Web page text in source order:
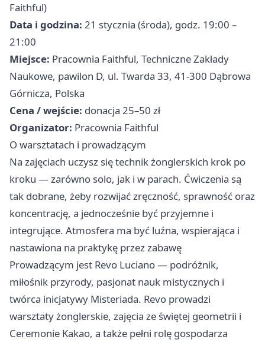
Faithful)
Data i godzina: 21 stycznia (środa), godz. 19:00 –
21:00
Miejsce: Pracownia Faithful, Techniczne Zakłady
Naukowe, pawilon D, ul. Twarda 33, 41-300 Dąbrowa
Górnicza, Polska
Cena / wejście: donacja 25–50 zł
Organizator: Pracownia Faithful
O warsztatach i prowadzącym
Na zajęciach uczysz się technik żonglerskich krok po
kroku — zarówno solo, jak i w parach. Ćwiczenia są
tak dobrane, żeby rozwijać zręczność, sprawność oraz
koncentrację, a jednocześnie być przyjemne i
integrujące. Atmosfera ma być luźna, wspierająca i
nastawiona na praktykę przez zabawę ‍
Prowadzącym jest Revo Luciano — podróżnik,
miłośnik przyrody, pasjonat nauk mistycznych i
twórca inicjatywy Misteriada. Revo prowadzi
warsztaty żonglerskie, zajęcia ze świętej geometrii i
Ceremonie Kakao, a także pełni rolę gospodarza